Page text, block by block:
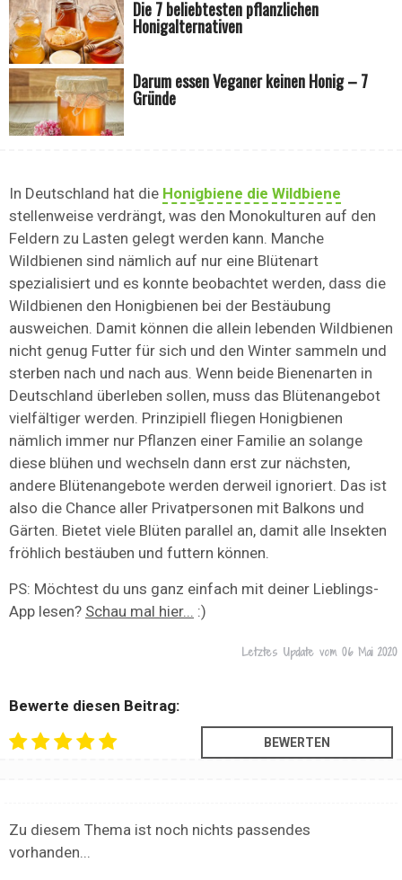
Die 7 beliebtesten pflanzlichen
Honigalternativen
Darum essen Veganer keinen Honig – 7
Gründe
In Deutschland hat die Honigbiene die Wildbiene
stellenweise verdrängt, was den Monokulturen auf den
Feldern zu Lasten gelegt werden kann. Manche
Wildbienen sind nämlich auf nur eine Blütenart
spezialisiert und es konnte beobachtet werden, dass die
Wildbienen den Honigbienen bei der Bestäubung
ausweichen. Damit können die allein lebenden Wildbienen
nicht genug Futter für sich und den Winter sammeln und
sterben nach und nach aus. Wenn beide Bienenarten in
Deutschland überleben sollen, muss das Blütenangebot
vielfältiger werden. Prinzipiell fliegen Honigbienen
nämlich immer nur Pflanzen einer Familie an solange
diese blühen und wechseln dann erst zur nächsten,
andere Blütenangebote werden derweil ignoriert. Das ist
also die Chance aller Privatpersonen mit Balkons und
Gärten. Bietet viele Blüten parallel an, damit alle Insekten
fröhlich bestäuben und futtern können.
PS: Möchtest du uns ganz einfach mit deiner Lieblings-
App lesen? Schau mal hier... :)
Letztes Update vom 06 Mai 2020
Bewerte diesen Beitrag:
Zu diesem Thema ist noch nichts passendes
vorhanden...